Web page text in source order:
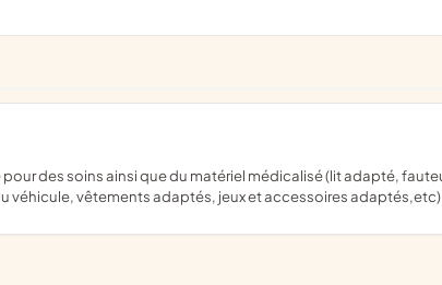
véhicule, vêtements adaptés, jeux et accessoires adaptés,etc)